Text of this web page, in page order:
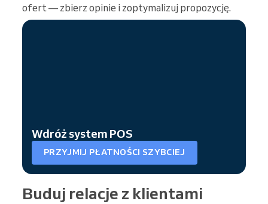
ofert — zbierz opinie i zoptymalizuj propozycję.
Wdróż system POS
PRZYJMIJ PŁATNOŚCI SZYBCIEJ
Buduj relacje z klientami